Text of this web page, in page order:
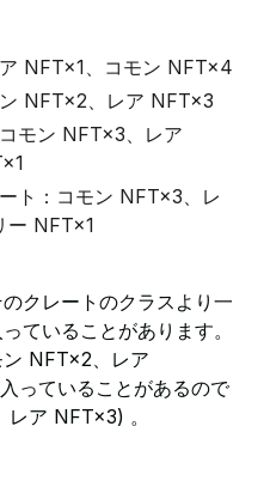
ア NFT×1、コモン NFT×4
ン NFT×2、レア NFT×3
モン NFT×3、レア
ト：コモン NFT×3、レ
ー NFT×1
クレートのクラスより一
ていることがあります。
NFT×2、レア
っていることがあるので
ア NFT×3) 。